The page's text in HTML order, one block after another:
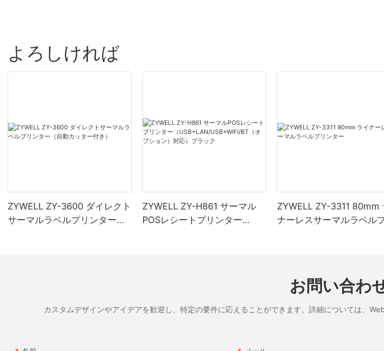
よろしければ
ZYWELL ZY-3600 ダイレクト
サーマルラベルプリンター
ZYWELL ZY-H861 サーマル
POSレシートプリンター
ZYWELL ZY-3311 80mm
ナーレスサーマルラベル
お問い合わ
カスタムデザインやアイデアを歓迎し、特定の要件に応えることができます。詳細については、